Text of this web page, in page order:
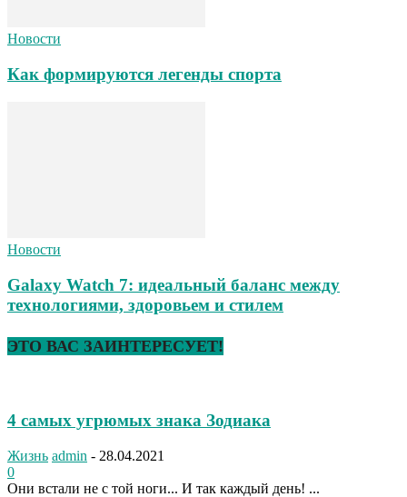
Новости
Как формируются легенды спорта
Новости
Galaxy Watch 7: идеальный баланс между
технологиями, здоровьем и стилем
ЭТО ВАС ЗАИНТЕРЕСУЕТ!
4 самых угрюмых знака Зодиака
Жизнь admin - 28.04.2021
0
Они встали не с той ноги... И так каждый день! ...